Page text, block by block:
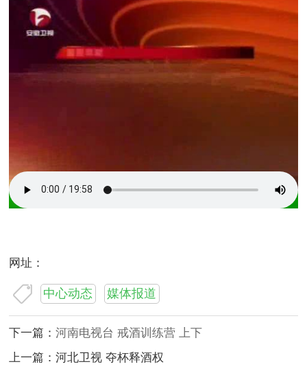
网址：
中心动态 媒体报道
下一篇： 河南电视台 戒酒训练营 上下
上一篇： 河北卫视 夺杯释酒权